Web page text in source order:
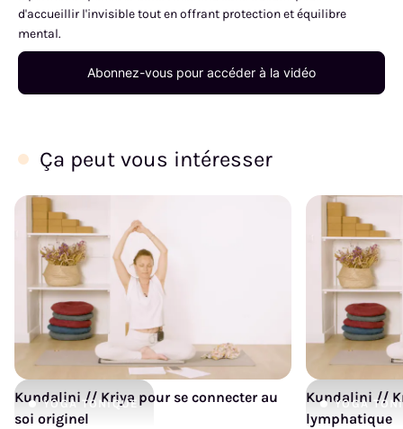
d'accueillir l'invisible tout en offrant protection et équilibre
mental.
Abonnez-vous pour accéder à la vidéo
Ça peut vous intéresser
YOGA TONIQUE
Kundalini // Kriya pour se connecter au
soi originel
YOGA
Kundalini //
lymphatique